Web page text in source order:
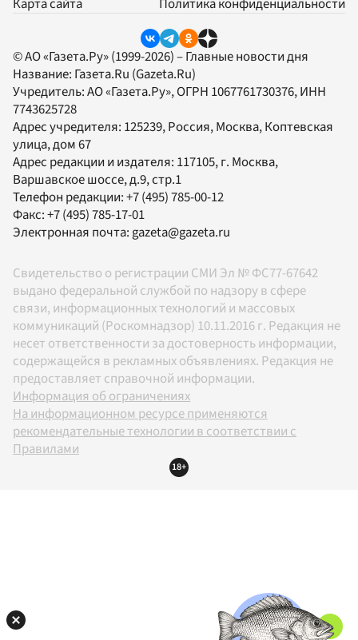
Карта сайта
Политика конфиденциальности
© АО «Газета.Ру» (1999-2026) – Главные новости дня
Название: Газета.Ru (Gazeta.Ru)
Учредитель:АО «Газета.Ру», ОГРН 1067761730376, ИНН
7743625728
Адрес учредителя: 125239, Россия, Москва, Коптевская
улица, дом 67
Адрес редакции и издателя: 117105, г. Москва,
Варшавское шоссе, д.9, стр.1
Телефон редакции:+7 (495) 785-00-12
Факс:+7 (495) 785-17-01
Электронная почта:gazeta@gazeta.ru
Свидетельство о регистрации СМИ Эл № ФС77-67642
выдано федеральной службой по надзору в сфере
связи, информационных технологий и массовых
коммуникаций (Роскомнадзор) 10.11.2016 г. Редакция не
несет ответственности за достоверность информации,
содержащейся в рекламных объявлениях. Редакция не
предоставляет справочной информации.
Информация об ограничениях
На информационном ресурсе применяются
рекомендательные технологии в соответствии с
Правилами
18+